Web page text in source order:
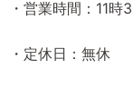
・営業時間：11
・定休日：無休